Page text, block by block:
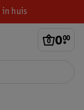
in huis
0.
00